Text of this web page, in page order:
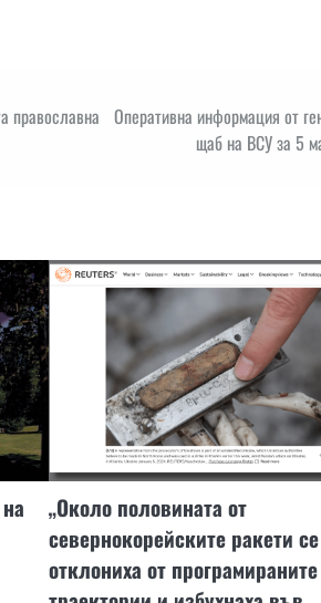
православна Оперативна информация от
щаб на ВСУ за 5
„Около половината от
севернокорейските ракети се
отклониха от програмираните